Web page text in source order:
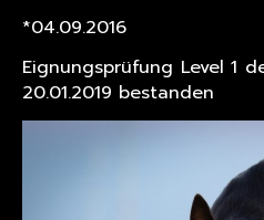
*04.09.2016
Eignungsprüfung Level 1
20.01.2019 bestanden